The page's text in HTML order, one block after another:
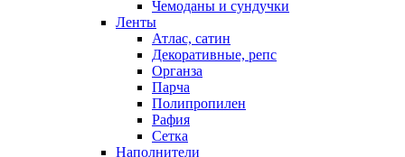
Чемоданы и сундучки
Ленты
Атлас, сатин
Декоративные, репс
Органза
Парча
Полипропилен
Рафия
Сетка
Наполнители